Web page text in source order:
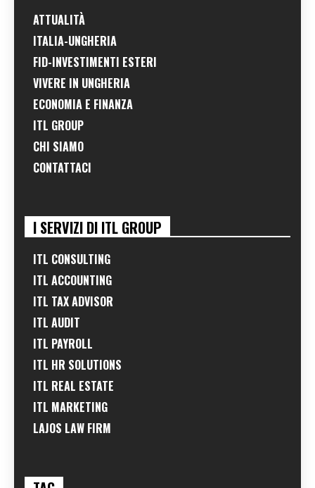
ATTUALITÀ
ITALIA-UNGHERIA
FID-INVESTIMENTI ESTERI
VIVERE IN UNGHERIA
ECONOMIA E FINANZA
ITL GROUP
CHI SIAMO
CONTATTACI
I SERVIZI DI ITL GROUP
ITL CONSULTING
ITL ACCOUNTING
ITL TAX ADVISOR
ITL AUDIT
ITL PAYROLL
ITL HR SOLUTIONS
ITL REAL ESTATE
ITL MARKETING
LAJOS LAW FIRM